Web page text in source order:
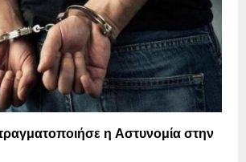
η Αστυνομία στην